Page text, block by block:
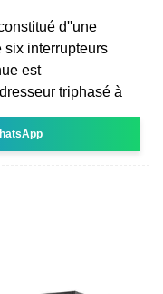
d''une
six interrupteurs
est
triphasé à